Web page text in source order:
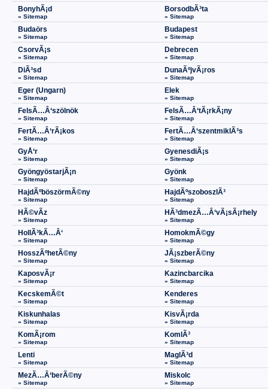
BonyhÃ¡d
» Sitemap
BorsodbÃ³ta
» Sitemap
Budaörs
» Sitemap
Budapest
» Sitemap
CsorvÃ¡s
» Sitemap
Debrecen
» Sitemap
DiÃ³sd
» Sitemap
DunaÃºjvÃ¡ros
» Sitemap
Eger (Ungarn)
» Sitemap
Elek
» Sitemap
FelsÃ…Â‘szölnök
» Sitemap
FelsÃ…Â‘tÃ¡rkÃ¡ny
» Sitemap
FertÃ…Â‘rÃ¡kos
» Sitemap
FertÃ…Â‘szentmiklÃ³s
» Sitemap
GyÅ‘r
» Sitemap
GyenesdiÃ¡s
» Sitemap
GyöngyöstarjÃ¡n
» Sitemap
Gyönk
» Sitemap
HajdÃºböszörmÃ©ny
» Sitemap
HajdÃºszoboszlÃ³
» Sitemap
HÃ©vÃ­z
» Sitemap
HÃ³dmezÃ…Â‘vÃ¡sÃ¡rhely
» Sitemap
HollÃ³kÃ…Â‘
» Sitemap
HomokmÃ©gy
» Sitemap
HosszÃºhetÃ©ny
» Sitemap
JÃ¡szberÃ©ny
» Sitemap
KaposvÃ¡r
» Sitemap
Kazincbarcika
» Sitemap
KecskemÃ©t
» Sitemap
Kenderes
» Sitemap
Kiskunhalas
» Sitemap
KisvÃ¡rda
» Sitemap
KomÃ¡rom
» Sitemap
KomlÃ³
» Sitemap
Lenti
» Sitemap
MaglÃ³d
» Sitemap
MezÃ…Â‘berÃ©ny
» Sitemap
Miskolc
» Sitemap